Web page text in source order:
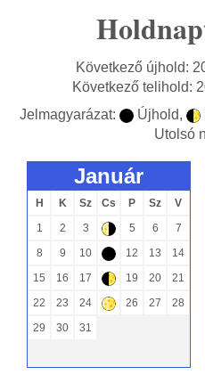
Következő újhold:
Következő telihold:
Jelmagyarázat:
Újhold, )
Utolsó
január
H K Sz Cs P Sz
V
1
2 3 ( 5 6
7
8
9 10 - 12 13
14
15
16 17 ) 19 20
21
22
23 24 + 26 27
28
29
30 31